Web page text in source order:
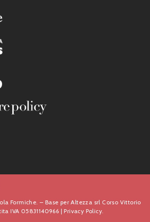
Formiche. – Base per Altezza srl Corso Vittorio
IVA 05831140966 |Privacy Policy.